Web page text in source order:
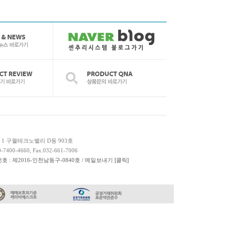
구월테크노밸리 D동 903호
7400-4660, Fax.032-661-7006
: 제2016-인천남동구-0840호 / 메일보내기 [클릭]